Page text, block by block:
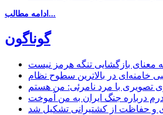
ادامه مطالب...
گوناگون
معنای بازگشایی تنگه هرمز نیست
خامنه‌ای در بالاترین سطوح نظام
درباره جنگ ایران به من آموخت
و حفاظت از کشتیرانی تشکیل شد